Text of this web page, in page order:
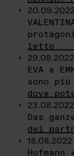
letto
EVA e
sono
dove
Das
dei
18.08.2022